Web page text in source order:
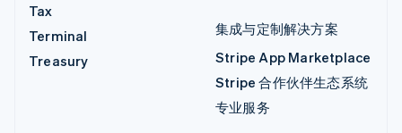
Tax
Terminal
Treasury
集成与定制解决方案
Stripe App Marketplace
Stripe 合作伙伴生态系统
专业服务